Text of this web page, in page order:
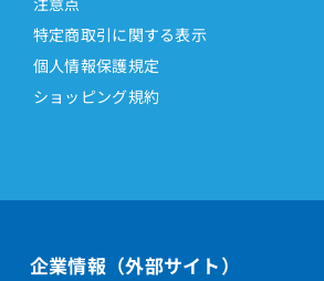
特定商取引に関する表示
個人情報保護規定
ショッピング規約
企業情報（外部サイト）